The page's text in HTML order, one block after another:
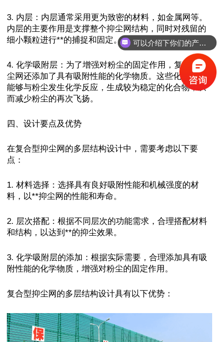
3. 内层：内层通常采用更为致密的材料，如金属网等。
内层的主要作用是支撑整个抑尘网结构，同时对残留的
细小颗粒进行**的捕捉和固定。
4. 化学吸附层：为了增强对粉尘的固定作用，复合型抑
尘网还添加了具有吸附性能的化学物质。这些化学物质
能够与粉尘发生化学反应，生成较为稳定的化合物，从
而减少粉尘的再次飞扬。
四、设计要点及优势
在复合型抑尘网的多层结构设计中，需要考虑以下要
点：
1. 材料选择：选择具有良好吸附性能和机械强度的材
料，以**抑尘网的性能和寿命。
2. 层次搭配：根据不同层次的功能需求，合理搭配材料
和结构，以达到**的抑尘效果。
3. 化学吸附层的添加：根据实际需要，合理添加具有吸
附性能的化学物质，增强对粉尘的固定作用。
复合型抑尘网的多层结构设计具有以下优势：
可以介绍下你们的产品么？